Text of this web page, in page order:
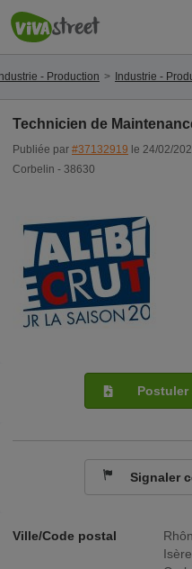
- Production Industrie -
Technicien de
Publiée par #37132919 le 24/02/
Corbelin - 38630
Ville/Code postal
Isère
Postuler
Signaler